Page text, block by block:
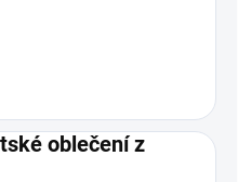
oblečení z